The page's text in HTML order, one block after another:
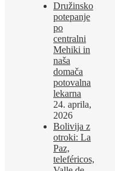
Družinsko
potepanje
po
centralni
Mehiki in
naša
domača
potovalna
lekarna
24. aprila,
2026
Bolivija z
otroki: La
Paz,
teleféricos,